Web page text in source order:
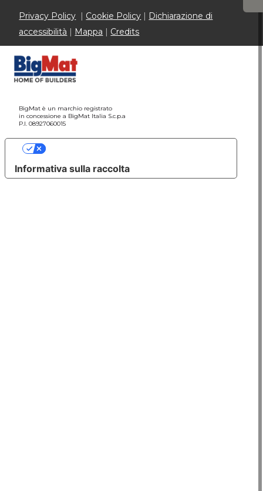
Privacy Policy Cookie Policy
Dichiarazione di
accessibilità
Mappa Credits
BigMat è un marchio registrato
in concessione a BigMat Italia S.c.p.a
P.I. 08927060015
Informativa sulla raccolta
Le tue preferenze relative alla privacy